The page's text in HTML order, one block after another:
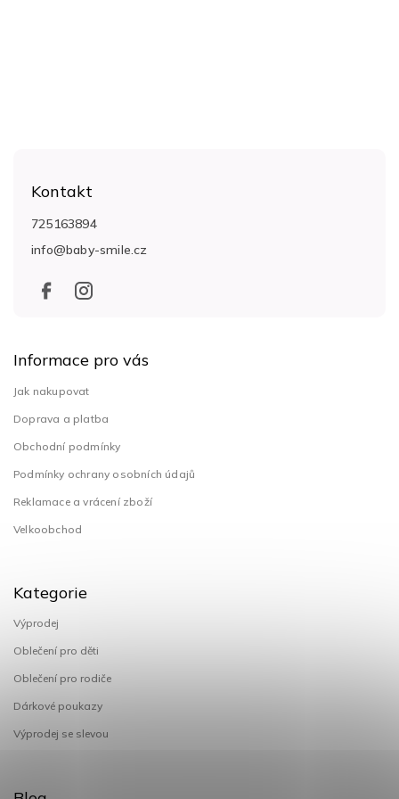
Kontakt
info@baby-smile.cz
725163894
Informace pro vás
Jak nakupovat
Doprava a platba
Obchodní podmínky
Podmínky ochrany osobních údajů
Reklamace a vrácení zboží
Velkoobchod
Kategorie
Výprodej
Oblečení pro děti
Oblečení pro rodiče
Dárkové poukazy
Výprodej se slevou